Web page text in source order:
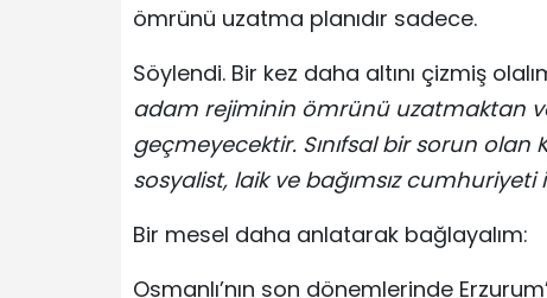
ömrünü uzatma planıdır sadece.
Söylendi. Bir kez daha altını çizmiş
adam rejiminin ömrünü uzatmaktan
geçmeyecektir. Sınıfsal bir sorun
sosyalist, laik ve bağımsız
Bir mesel daha anlatarak bağlayalım:
Osmanlı’nın son dönemlerinde